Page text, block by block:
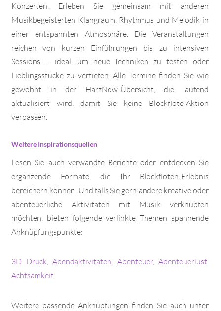
Konzerten. Erleben Sie gemeinsam mit anderen
Musikbegeisterten Klangraum, Rhythmus und Melodik in
einer entspannten Atmosphäre. Die Veranstaltungen
reichen von kurzen Einführungen bis zu intensiven
Sessions – ideal, um neue Techniken zu testen oder
Lieblingsstücke zu vertiefen. Alle Termine finden Sie wie
gewohnt in der HarzNow-Übersicht, die laufend
aktualisiert wird, damit Sie keine Blockflöte-Aktion
verpassen.
Weitere Inspirationsquellen
Lesen Sie auch verwandte Berichte oder entdecken Sie
ergänzende Formate, die Ihr Blockflöten-Erlebnis
bereichern können. Und falls Sie gern andere kreative oder
abenteuerliche Aktivitäten mit Musik verknüpfen
möchten, bieten folgende verlinkte Themen spannende
Anknüpfungspunkte:
3D Druck, Abendaktivitäten, Abenteuer, Abenteuerlust,
Achtsamkeit.
Weitere passende Anknüpfungen finden Sie auch unter